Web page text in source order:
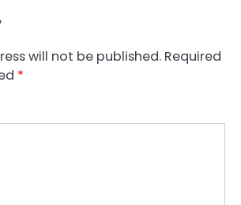
will not be published. Required
*